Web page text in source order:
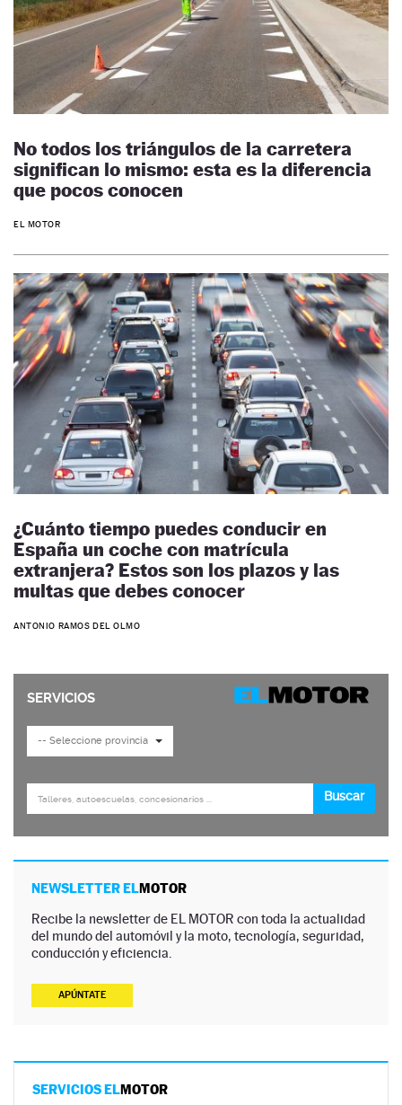
No todos los triángulos de la carretera
significan lo mismo: esta es la diferencia
que pocos conocen
EL MOTOR
¿Cuánto tiempo puedes conducir en
España un coche con matrícula
extranjera? Estos son los plazos y las
multas que debes conocer
ANTONIO RAMOS DEL OLMO
NEWSLETTER ELMOTOR
Recibe la newsletter de EL MOTOR con toda la actualidad
del mundo del automóvil y la moto, tecnología, seguridad,
conducción y eficiencia.
APÚNTATE
SERVICIOS ELMOTOR